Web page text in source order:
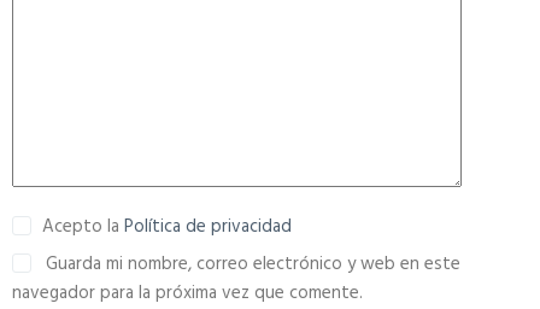
Acepto laPolítica de privacidad
Guarda mi nombre, correo electrónico y web en este
navegador para la próxima vez que comente.